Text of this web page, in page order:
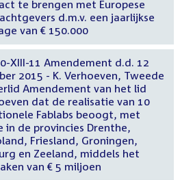
te brengen met Europese
d.m.v. een jaarlijkse
van € 150.000
XIII-11 Amendement d.d. 12
2015 - K. Verhoeven, Tweede
Amendement van het lid
dat de realisatie van 10
Fablabs beoogt, met
in de provincies Drenthe,
Friesland, Groningen,
en Zeeland, middels het
van € 5 miljoen